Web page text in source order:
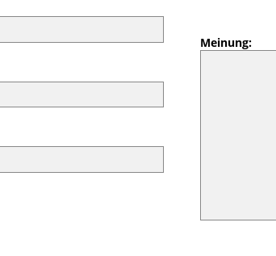
Meinung: